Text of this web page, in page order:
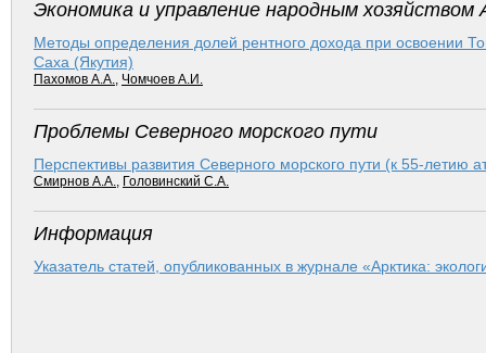
Экономика и управление народным хозяйством
Методы определения долей рентного дохода при освоении
Саха (Якутия)
Пахомов А.А., Чомчоев А.И.
Проблемы Северного морского пути
Перспективы развития Северного морского пути (к 55-летию
Смирнов А.А., Головинский С.А.
Информация
Указатель статей, опубликованных в журнале «Арктика: